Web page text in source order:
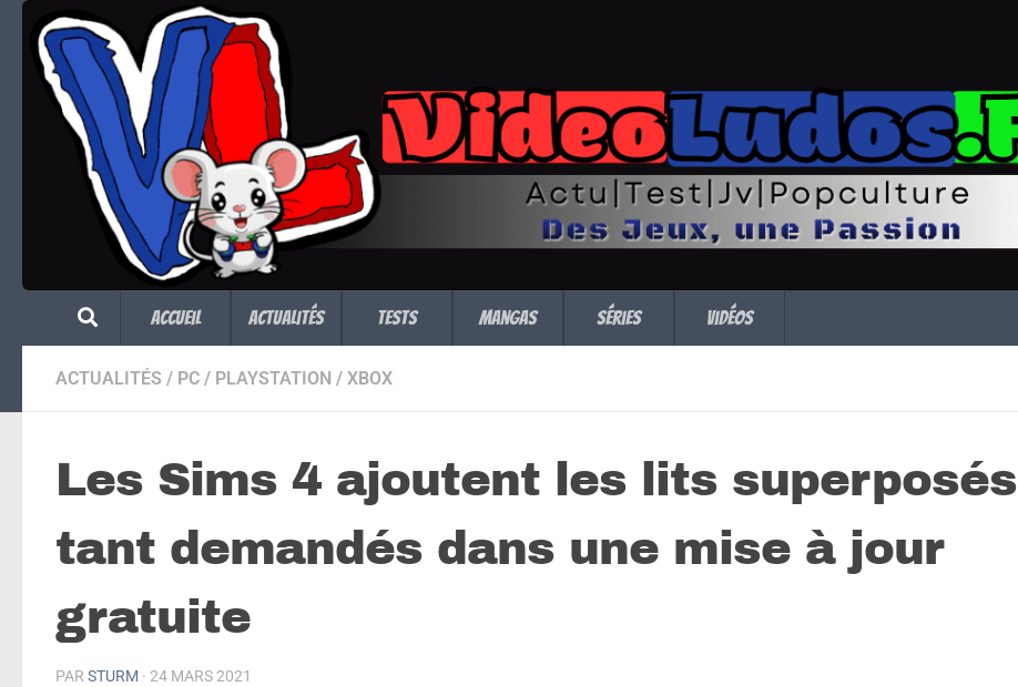
Skip to content
Accueil Actualités Tests Mangas Séries Vidéos
ACTUALITÉS / PC / PLAYSTATION / XBOX
Les Sims 4 ajoutent les lits superposés
tant demandés dans une mise à jour
gratuite
PAR STURM · 24 MARS 2021